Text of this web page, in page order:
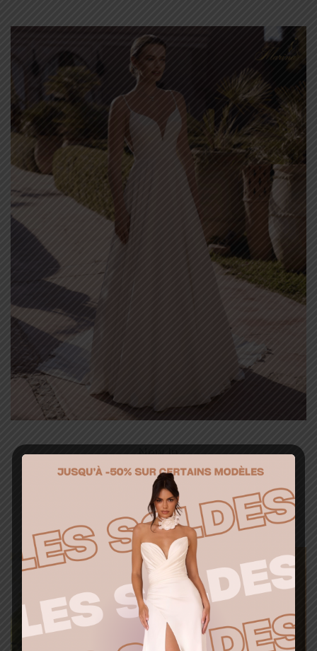
New In
B_LUCA
Ajouter à la liste d’envies